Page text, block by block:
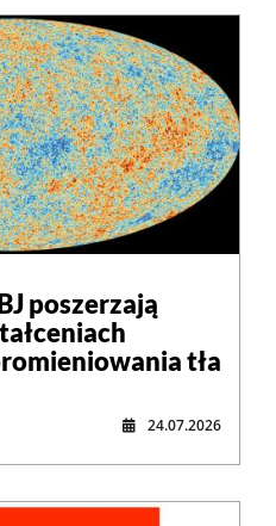
poszerzają
tła
24.07.2026